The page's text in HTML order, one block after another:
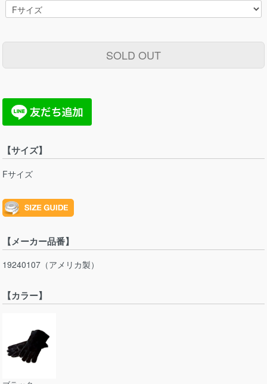
SOLD OUT
【サイズ】
Fサイズ
【メーカー品番】
19240107（アメリカ製）
【カラー】